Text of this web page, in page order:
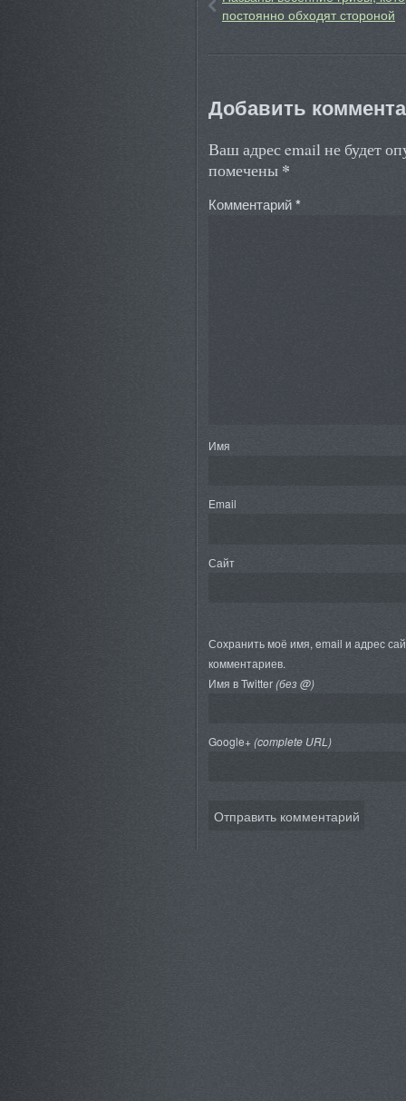
постоянно обходят стороной
Добавить
Ваш адрес email не будет
помечены *
Комментарий*
Имя
Email
Сайт
Сохранить моё имя, email и адрес
комментариев.
Имя в Twitter(без @)
Google+ (complete URL)